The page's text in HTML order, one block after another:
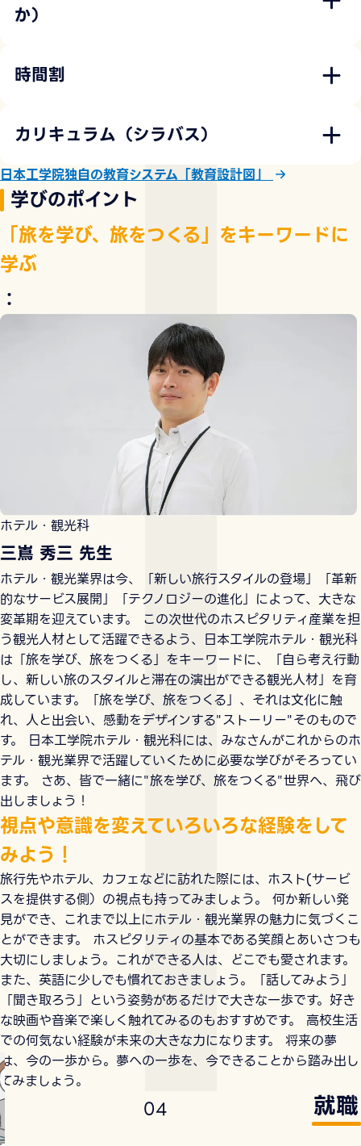
か）
時間割
カリキュラム（シラバス）
日本工学院独自の教育システム「教育設計図」
学びのポイント
：
「旅を学び、旅をつくる」をキーワードに
学ぶ
ホテル・観光科
三嶌 秀三 先生
ホテル・観光業界は今、「新しい旅行スタイルの登場」「革新
的なサービス展開」「テクノロジーの進化」によって、大きな
変革期を迎えています。 この次世代のホスピタリティ産業を担
う観光人材として活躍できるよう、日本工学院ホテル・観光科
は「旅を学び、旅をつくる」をキーワードに、「自ら考え行動
し、新しい旅のスタイルと滞在の演出ができる観光人材」を育
成しています。「旅を学び、旅をつくる」、それは文化に触
れ、人と出会い、感動をデザインする"ストーリー"そのもので
す。 日本工学院ホテル・観光科には、みなさんがこれからのホ
テル・観光業界で活躍していくために必要な学びがそろってい
ます。 さあ、皆で一緒に"旅を学び、旅をつくる"世界へ、飛び
出しましょう！
視点や意識を変えていろいろな経験をして
みよう！
旅行先やホテル、カフェなどに訪れた際には、ホスト(サービ
スを提供する側）の視点も持ってみましょう。 何か新しい発
見ができ、これまで以上にホテル・観光業界の魅力に気づくこ
とができます。 ホスピタリティの基本である笑顔とあいさつも
大切にしましょう。これができる人は、どこでも愛されます。
また、英語に少しでも慣れておきましょう。「話してみよう」
「聞き取ろう」という姿勢があるだけで大きな一歩です。好き
な映画や音楽で楽しく触れてみるのもおすすめです。 高校生活
での何気ない経験が未来の大きな力になります。 将来の夢
は、今の一歩から。夢への一歩を、今できることから踏み出し
てみましょう。
04 就職
運輸業界
チケットカウンター
スタッフ、鉄道会社
ブライダル業
ウェディングプラ
ナー、バンケッ